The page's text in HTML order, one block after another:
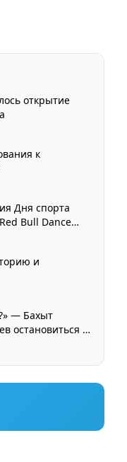
открытие
к
Дня спорта
Bull Dance
и
— Бахыт
остановиться и